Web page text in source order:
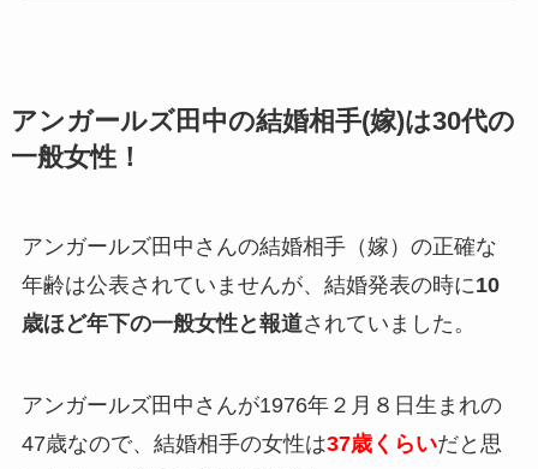
アンガールズ田中の結婚相手(嫁)は30代の
一般女性！
アンガールズ田中さんの結婚相手（嫁）の正確な
年齢は公表されていませんが、結婚発表の時に10
歳ほど年下の一般女性と報道されていました。
アンガールズ田中さんが1976年２月８日生まれの
47歳なので、結婚相手の女性は37歳くらいだと思